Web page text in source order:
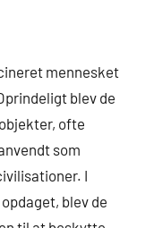
mennesket
blev de
ofte
som
I
blev de